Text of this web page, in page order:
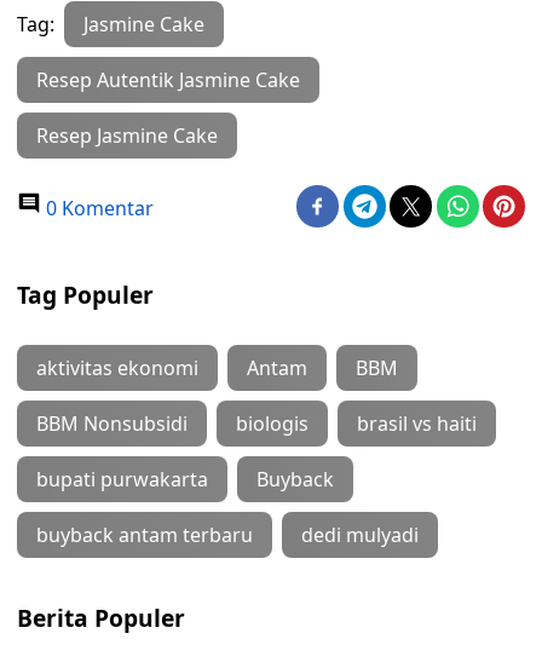
Tag: Jasmine Cake
Resep Autentik Jasmine Cake
Resep Jasmine Cake
0 Komentar
Tag Populer
aktivitas ekonomi Antam BBM
BBM Nonsubsidi biologis brasil vs haiti
bupati purwakarta Buyback
buyback antam terbaru dedi mulyadi
Berita Populer